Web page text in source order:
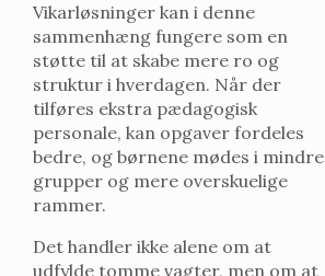
Vikarløsninger kan i denne
sammenhæng fungere som en
støtte til at skabe mere ro og
struktur i hverdagen. Når der
tilføres ekstra pædagogisk
personale, kan opgaver fordeles
bedre, og børnene mødes i mindre
grupper og mere overskuelige
rammer.
Det handler ikke alene om at
udfylde tomme vagter, men om at